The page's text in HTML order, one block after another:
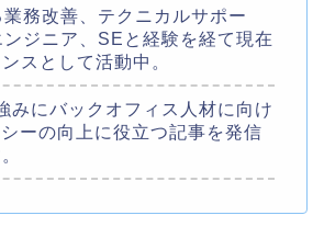
務改善、テクニカルサポー
ンジニア、SEと経験を経て現在
スとして活動中。
みにバックオフィス人材に向け
ーの向上に役立つ記事を発信